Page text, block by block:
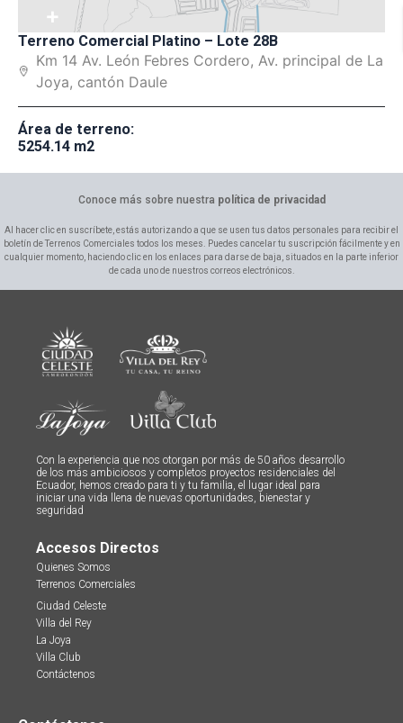
+
Terreno Comercial Platino – Lote 28B
Km 14 Av. León Febres Cordero, Av. principal de La
Joya, cantón Daule
Área de terreno:
5254.14 m2
Conoce más sobre nuestra política de privacidad
Al hacer clic en suscríbete, estás autorizando a que se usen tus datos personales para recibir el
boletín de Terrenos Comerciales todos los meses. Puedes cancelar tu suscripción fácilmente y en
cualquier momento, haciendo clic en los enlaces para darse de baja, situados en la parte inferior
de cada uno de nuestros correos electrónicos.
Con la experiencia que nos otorgan por más de 50 años desarrollo
de los más ambiciosos y completos proyectos residenciales del
Ecuador, hemos creado para ti y tu familia, el lugar ideal para
iniciar una vida llena de nuevas oportunidades, bienestar y
seguridad
Accesos Directos
Quienes Somos
Terrenos Comerciales
Ciudad Celeste
Villa del Rey
La Joya
Villa Club
Contáctenos